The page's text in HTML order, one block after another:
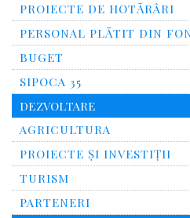
PROIECTE DE HOTĂRÂRI
PERSONAL PLĂTIT DIN
BUGET
SIPOCA 35
DEZVOLTARE
AGRICULTURA
PROIECTE ȘI INVESTIȚII
TURISM
PARTENERI